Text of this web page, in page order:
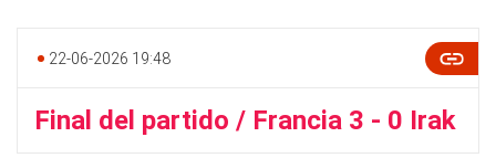
22-06-2026 19:48
Final del partido / Francia 3 - 0 Irak